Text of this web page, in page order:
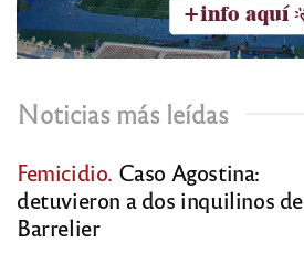
Noticias más leídas
Femicidio. Caso Agostina:
detuvieron a dos inquilinos de
Barrelier